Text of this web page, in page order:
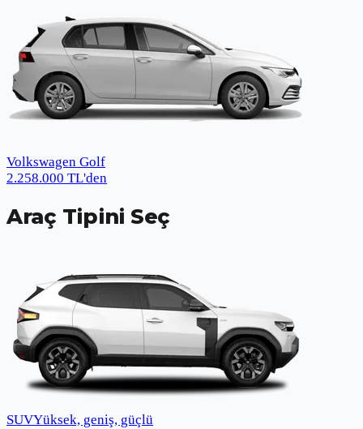
Volkswagen Golf
2.258.000 TL'den
Araç Tipini Seç
SUVYüksek, geniş, güçlü